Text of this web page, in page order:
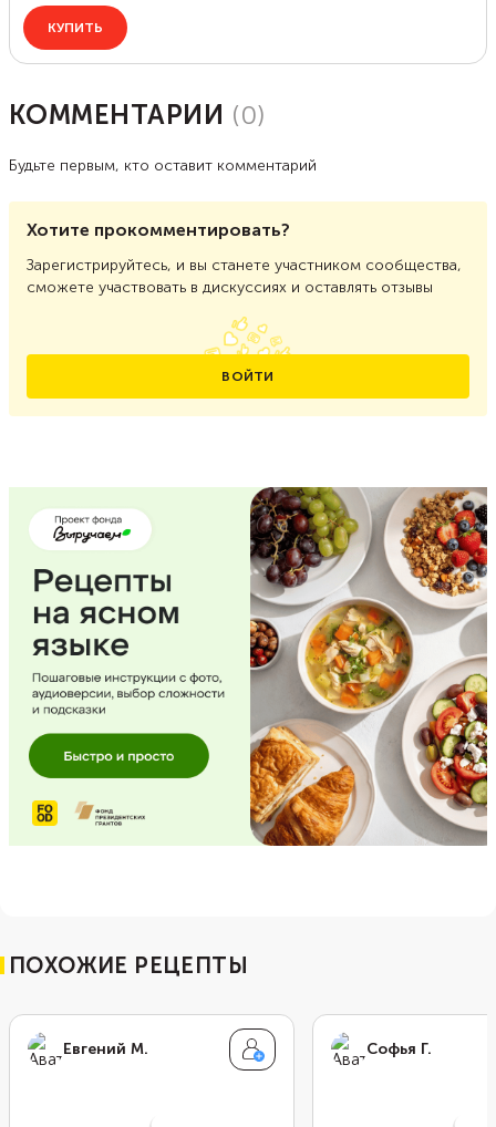
КОММЕНТАРИИ (0)
Будьте первым, кто оставит комментарий
Хотите прокомментировать?
Зарегистрируйтесь, и вы станете участником сообщества,
сможете участвовать в дискуссиях и оставлять отзывы
ВОЙТИ
ПОХОЖИЕ РЕЦЕПТЫ
Евгений М. Софья Г.